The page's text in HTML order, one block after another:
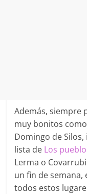
Además, siempre
muy bonitos
Domingo de
lista de Los
Lerma o
un fin de
todos estos